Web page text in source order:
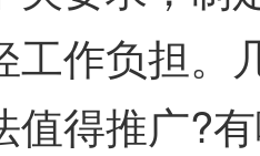
工作负担。
得推广?